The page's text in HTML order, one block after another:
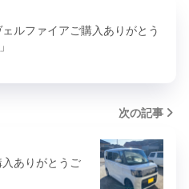
ェルファイアご購入ありがとう
次の記事
入ありがとうご